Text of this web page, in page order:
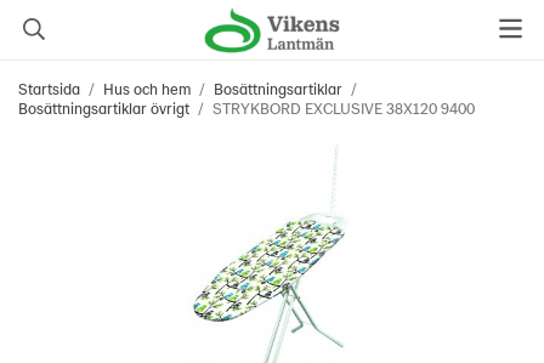
Startsida / Hus och hem / Bosättningsartiklar /
Bosättningsartiklar övrigt / STRYKBORD EXCLUSIVE 38X120 9400